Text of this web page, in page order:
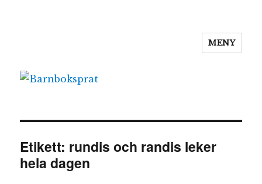
MENY
Etikett: rundis och randis leker
hela dagen